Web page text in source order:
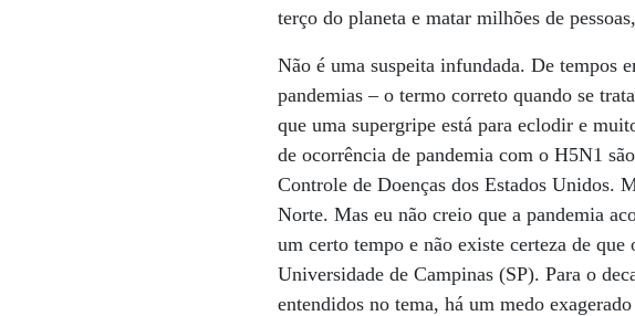
terço do planeta e matar milhões de
Não é uma suspeita infundada. De tempos
pandemias – o termo correto quando se
que uma supergripe está para eclodir e
de ocorrência de pandemia com o H5N1
Controle de Doenças dos Estados Unidos.
Norte. Mas eu não creio que a pandemia
um certo tempo e não existe certeza de
Universidade de Campinas (SP). Para o
entendidos no tema, há um medo